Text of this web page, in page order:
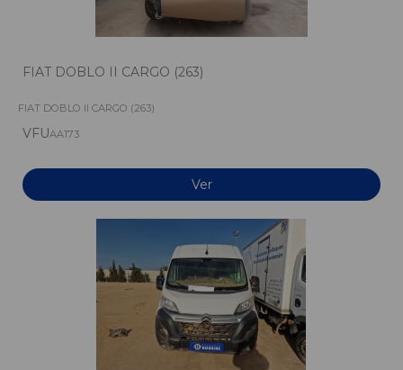
FIAT DOBLO II CARGO (263)
FIAT DOBLO II CARGO (263)
VFUAA173
Ver